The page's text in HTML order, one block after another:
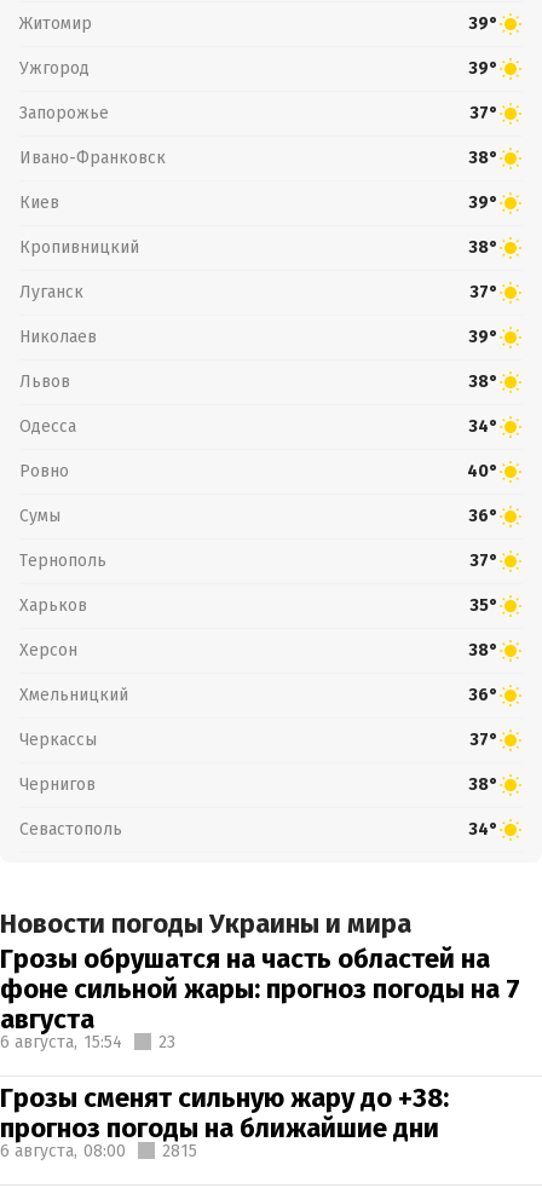
Житомир 39°
Ужгород 39°
Запорожье 37°
Ивано-Франковск 38°
Киев 39°
Кропивницкий 38°
Луганск 37°
Николаев 39°
Львов 38°
Одесса 34°
Ровно 40°
Сумы 36°
Тернополь 37°
Харьков 35°
Херсон 38°
Хмельницкий 36°
Черкассы 37°
Чернигов 38°
Севастополь 34°
Новости погоды Украины и мира
Грозы обрушатся на часть областей на
фоне сильной жары: прогноз погоды на 7
августа
6 августа, 15:54 23
Грозы сменят сильную жару до +38:
прогноз погоды на ближайшие дни
6 августа, 08:00 2815